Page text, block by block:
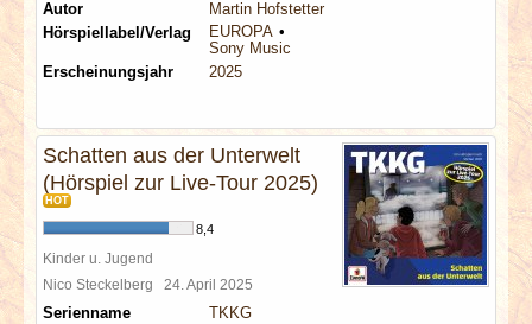
Autor
Martin Hofstetter
Hörspiellabel/Verlag
EUROPA
Sony Music
Erscheinungsjahr
2025
Schatten aus der Unterwelt
(Hörspiel zur Live-Tour 2025)
HOT
8,4
Kinder u. Jugend
Nico Steckelberg 24. April 2025
Serienname
TKKG